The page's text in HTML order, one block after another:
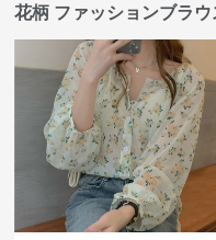
花柄 ファッションブラ